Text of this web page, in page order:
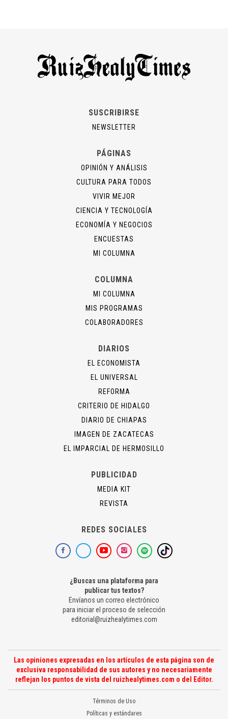
SUSCRIBIRSE
NEWSLETTER
PÁGINAS
OPINIÓN Y ANÁLISIS
CULTURA PARA TODOS
VIVIR MEJOR
CIENCIA Y TECNOLOGÍA
ECONOMÍA Y NEGOCIOS
ENCUESTAS
MI COLUMNA
COLUMNA
MI COLUMNA
MIS PROGRAMAS
COLABORADORES
DIARIOS
EL ECONOMISTA
EL UNIVERSAL
REFORMA
CRITERIO DE HIDALGO
DIARIO DE CHIAPAS
IMAGEN DE ZACATECAS
EL IMPARCIAL DE HERMOSILLO
PUBLICIDAD
MEDIA KIT
REVISTA
REDES SOCIALES
¿Buscas una plataforma para
publicar tus textos?
Envíanos un correo electrónico
para iniciar el proceso de selección
editorial@ruizhealytimes.com
Las opiniones expresadas en los artículos de esta página son de
exclusiva responsabilidad de sus autores y no necesariamente
reflejan los puntos de vista del ruizhealytimes.com o del Editor.
Términos de Uso
Políticas y estándares